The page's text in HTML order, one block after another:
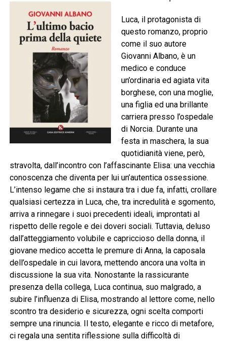
Luca, il protagonista di
questo romanzo, proprio
come il suo autore
Giovanni Albano, è un
medico e conduce
un’ordinaria ed agiata vita
borghese, con una moglie,
una figlia ed una brillante
carriera presso l’ospedale
di Norcia. Durante una
festa in maschera, la sua
quotidianità viene, però,
stravolta, dall’incontro con l’affascinante Elisa: una vecchia
conoscenza che diventa per lui un’autentica ossessione.
L’intenso legame che si instaura tra i due fa, infatti, crollare
qualsiasi certezza in Luca, che, tra incredulità e sgomento,
arriva a rinnegare i suoi precedenti ideali, improntati al
rispetto delle regole e dei doveri sociali. Tuttavia, deluso
dall’atteggiamento volubile e capriccioso della donna, il
giovane medico accetta le premure di Anna, la caposala
dell’ospedale in cui lavora, mettendo ancora una volta in
discussione la sua vita. Nonostante la rassicurante
presenza della collega, Luca continua, suo malgrado, a
subire l’influenza di Elisa, mostrando al lettore come, nello
scontro tra desiderio e sicurezza, ogni scelta comporti
sempre una rinuncia. Il testo, elegante e ricco di metafore,
ci regala una sentita riflessione sulla difficoltà di